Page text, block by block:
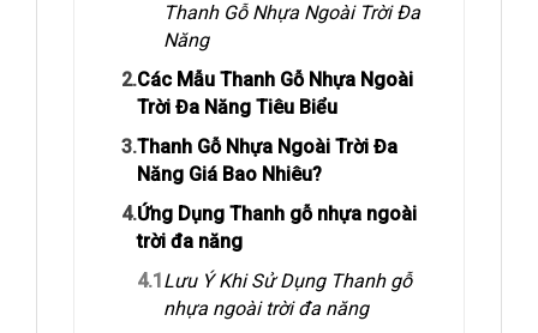
Thanh Gỗ Nhựa Ngoài Trời Đa
Năng
2.Các Mẫu Thanh Gỗ Nhựa Ngoài
Trời Đa Năng Tiêu Biểu
3.Thanh Gỗ Nhựa Ngoài Trời Đa
Năng Giá Bao Nhiêu?
4.Ứng Dụng Thanh gỗ nhựa ngoài
trời đa năng
4.1 Lưu Ý Khi Sử Dụng Thanh gỗ
nhựa ngoài trời đa năng